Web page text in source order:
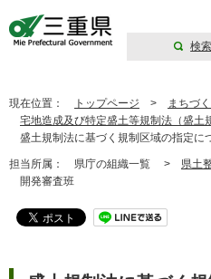
検索
現在位置： トップページ > まちづ
宅地造成及び特定盛土等規制法（盛土
盛土規制法に基づく規制区域の指定に
担当所属： 県庁の組織一覧 > 県土
開発審査班